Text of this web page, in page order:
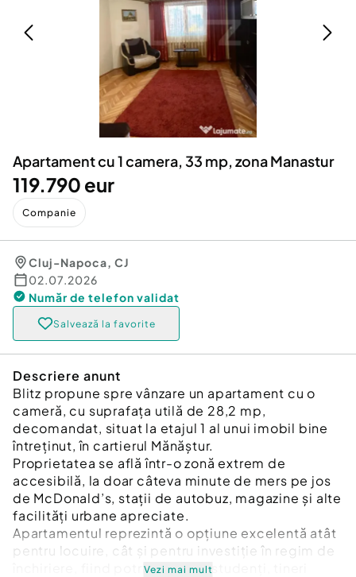
Servicii
Animale de companie
Afaceri și echipamente profesionale
Inchiriere Bunuri si Vehicule
Utilaje agricole si industriale
Piese auto si accesorii
Apartament cu 1 camera, 33 mp, zona Manastur
119.790 eur
Companie
Cluj-Napoca, CJ
02.07.2026
Număr de telefon validat
Salvează la favorite
Descriere anunt
Blitz propune spre vânzare un apartament cu o
cameră, cu suprafața utilă de 28,2 mp,
decomandat, situat la etajul 1 al unui imobil bine
întreținut, în cartierul Mănăștur.
Proprietatea se află într-o zonă extrem de
accesibilă, la doar câteva minute de mers pe jos
de McDonald’s, stații de autobuz, magazine și alte
facilități urbane apreciate.
Apartamentul reprezintă o opțiune excelentă atât
pentru locuire, cât și pentru investiție în regim de
închiriere, fiind potrivit pentru studenți, tineri
Vezi mai mult